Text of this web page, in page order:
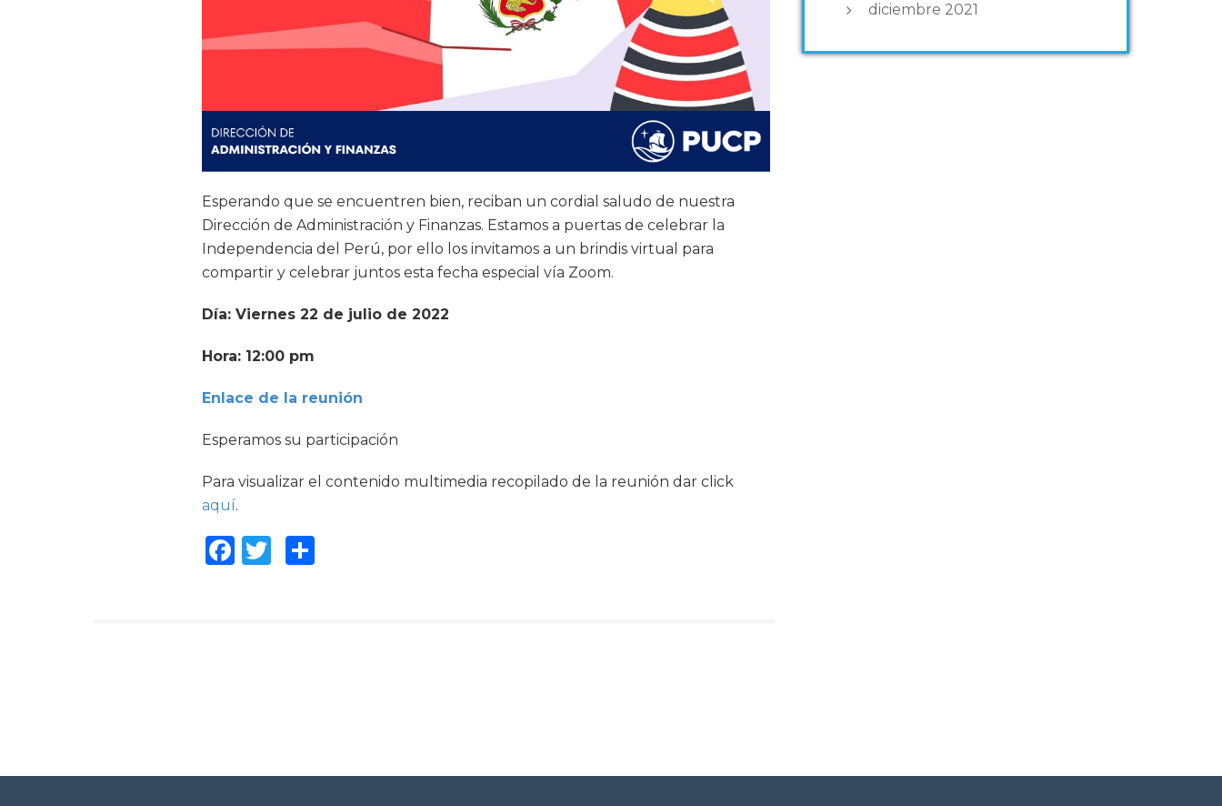
Esperando que se encuentren bien, reciban un cordial saludo de nuestra
Dirección de Administración y Finanzas. Estamos a puertas de celebrar la
Independencia del Perú, por ello los invitamos a un brindis virtual para
compartir y celebrar juntos esta fecha especial vía Zoom.
Día: Viernes 22 de julio de 2022
Hora: 12:00 pm
Enlace de la reunión
Esperamos su participación
Para visualizar el contenido multimedia recopilado de la reunión dar click
aquí.
Facebook
Twitter
diciembre 2021